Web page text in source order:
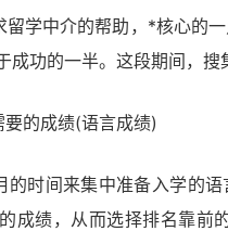
学中介的帮助，*核心的
成功的一半。这段期间，搜
的成绩(语言成绩)
时间来集中准备入学的语
成绩，从而选择排名靠前